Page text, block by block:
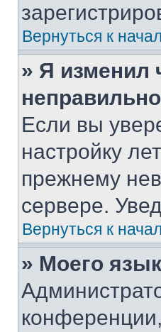
Вернуться к
» Я изменил
Если вы
настройку
прежнему
сервере.
Вернуться к
» Моего